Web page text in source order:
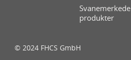
Svanemerkede
produkter
© 2024 FHCS GmbH